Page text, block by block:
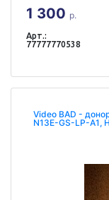
1 300 р.
Арт.:
77777770538
Video BAD -
N13E-GS-LP-A1,